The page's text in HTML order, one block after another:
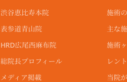
渋谷恵比寿本院
表参道青山院
HRD広尾西麻布院
総院長プロフィール
メディア掲載
施術
主な
施術
レン
当院